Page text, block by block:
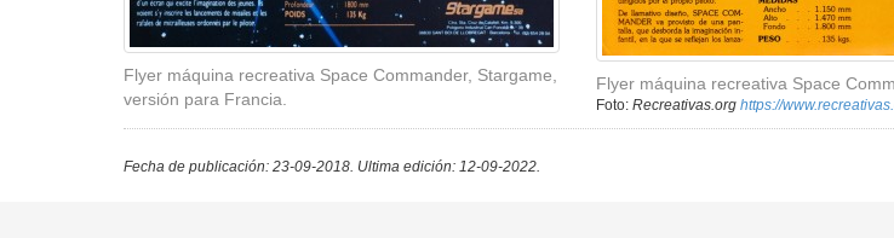
Flyer máquina recreativa Space Commander, Stargame,
versión para Francia.
Flyer máquina recreativa Space
Foto: Recreativas.org https://
Fecha de publicación: 23-09-2018. Ultima edición: 12-09-2022.